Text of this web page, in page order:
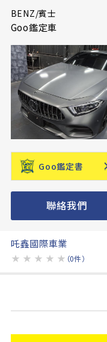
BENZ/賓士
Goo鑑定車
Goo鑑定書
聯絡我們
吒鑫國際車業
★ ★ ★ ★ ★ （0件）